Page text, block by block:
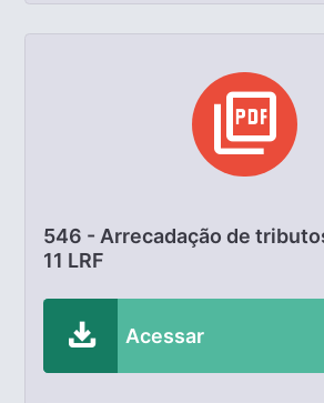
picture_as_pdf
546 - Arrecadação de
11 LRF
download Acessar